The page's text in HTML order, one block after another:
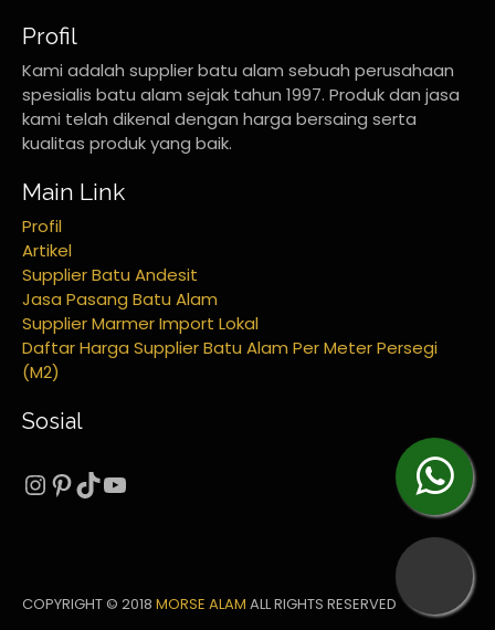
Profil
Kami adalah supplier batu alam sebuah perusahaan
spesialis batu alam sejak tahun 1997. Produk dan jasa
kami telah dikenal dengan harga bersaing serta
kualitas produk yang baik.
Main Link
Profil
Artikel
Supplier Batu Andesit
Jasa Pasang Batu Alam
Supplier Marmer Import Lokal
Daftar Harga Supplier Batu Alam Per Meter Persegi
(M2)
Sosial
Instagram
Pinterest
TikTok
YouTube
COPYRIGHT © 2018 MORSE ALAM ALL RIGHTS RESERVED